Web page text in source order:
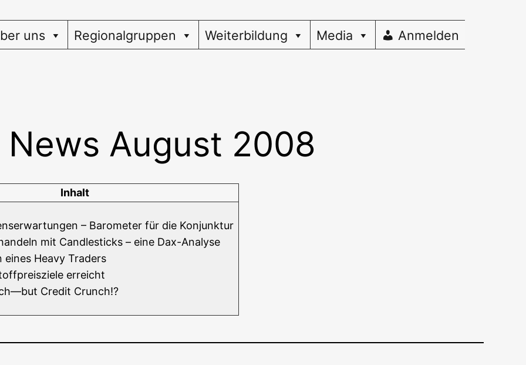
uns Regionalgruppen Weiterbildung Media Anmelden
News August 2008
Inhalt
– Baro­me­ter für die Konjunktur
mit Cand­le­sticks – eine Dax-Analyse
eines Hea­vy Traders
erreicht
Cre­dit Crunch!?